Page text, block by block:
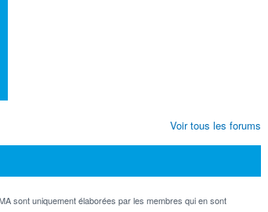
sont uniquement élaborées par les membres qui en sont
Voir tous les forums